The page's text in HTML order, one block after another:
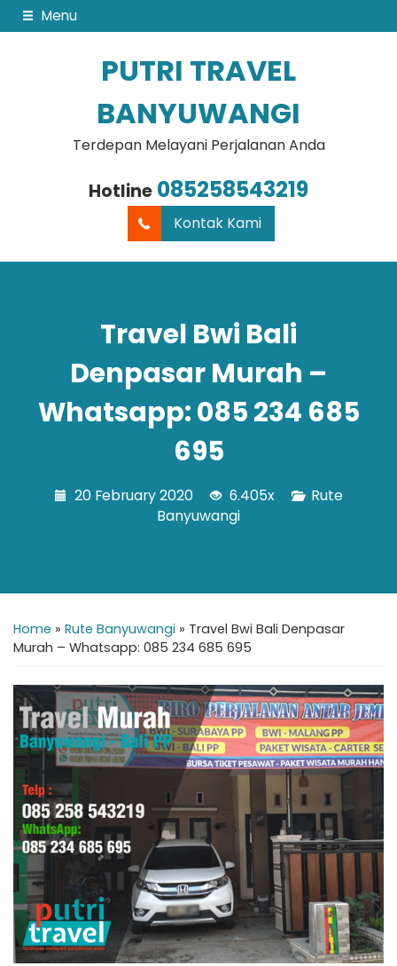
Menu
PUTRI TRAVEL
BANYUWANGI
Terdepan Melayani Perjalanan Anda
Hotline 085258543219
Kontak Kami
Travel Bwi Bali
Denpasar Murah –
Whatsapp: 085 234 685
695
20 February 2020 6.405x
Rute
Banyuwangi
Home » Rute Banyuwangi » Travel Bwi Bali Denpasar
Murah – Whatsapp: 085 234 685 695